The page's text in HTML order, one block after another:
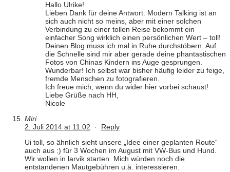
Hallo Ulrike!
Lieben Dank für deine Antwort. Modern Talking ist an
sich auch nicht so meins, aber mit einer solchen
Verbindung zu einer tollen Reise bekommt ein
einfacher Song wirklich einen persönlichen Wert – toll!
Deinen Blog muss ich mal in Ruhe durchstöbern. Auf
die Schnelle sind mir aber gerade deine phantastischen
Fotos von Chinas Kindern ins Auge gesprungen.
Wunderbar! Ich selbst war bisher häufig leider zu feige,
fremde Menschen zu fotografieren.
Ich freue mich, wenn du wider hier vorbei schaust!
Liebe Grüße nach HH,
Nicole
Miri
2. Juli 2014 at 11:02 · Reply
Ui toll, so ähnlich sieht unsere „Idee einer geplanten Route“
auch aus :) für 3 Wochen im August mit VW-Bus und Hund.
Wir wollen in larvik starten. Mich würden noch die
entstandenen Mautgebühren u.ä. interessieren.